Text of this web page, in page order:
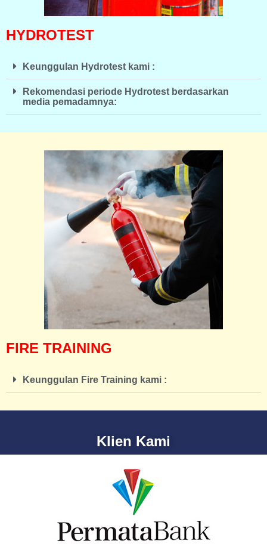
HYDROTEST
Keunggulan Hydrotest kami :
Rekomendasi periode Hydrotest berdasarkan
media pemadamnya:
FIRE TRAINING
Keunggulan Fire Training kami :
Klien Kami